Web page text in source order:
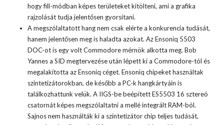
hogy fill-módban képes területeket kitölteni, ami a grafika
rajzolását tudja jelentősen gyorsítani.
A megszólaltatott hang nem csak elérte a konkurencia tudását,
hanem jelentősen meg is haladta azokat. Az Ensoniq 5503
DOC-ot is egy volt Commodore mérnök alkotta meg. Bob
Yannes a SID megtervezése után lépett ki a Commodore-tól és
megalakította az Ensoniq céget. Ensoniq chipeket használtak
szintetizátorokban, de később a PC-k hangkártyáin is
találkozhattunk velük. A IIGS-be beépített ES5503 16 sztereó
csatornát képes megszólaltatni a mellé integrált RAM-ból.
Sajnos nem használták ki a szintetizátor chip teljes tudását,